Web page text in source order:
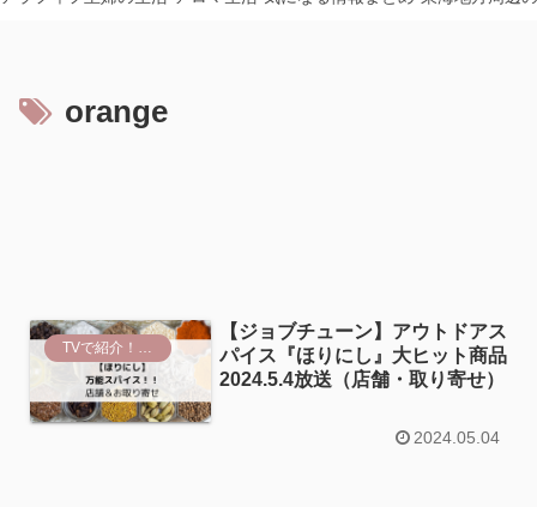
orange
TVで紹介！おススメ商品
【ジョブチューン】アウトドアス
パイス『ほりにし』大ヒット商品
2024.5.4放送（店舗・取り寄せ）
2024.05.04